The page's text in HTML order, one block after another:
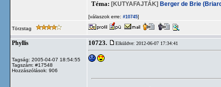
Téma: [KUTYAFAJTÁK] Berger de Brie
[válaszok erre: #10745]
Törzstag
Phyllis
Tagság: 2005-04-07 18:54:55
Tagszám: #17548
Hozzászólások: 906
10723. Elküldve: 2012-06-07 17:34:41